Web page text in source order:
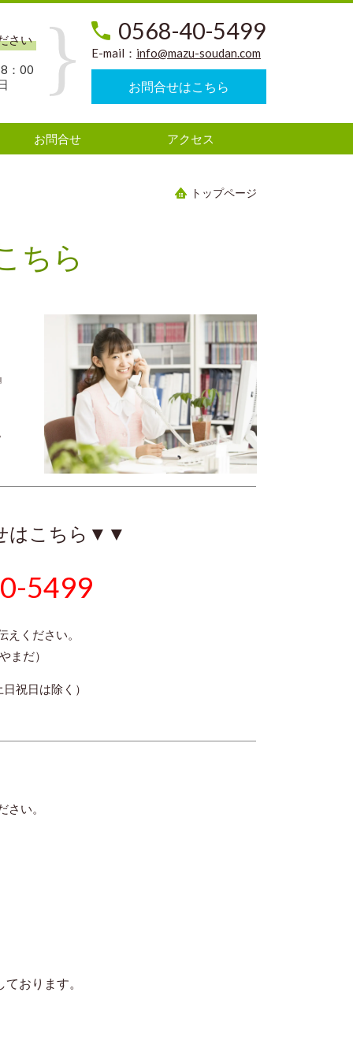
さい
：00
0568-40-5499
E-mail： info@mazu-soudan.com
お問合せはこちら
お問合せ アクセス
トップページ
ちら
はこちら▼▼
5499
ください。
まだ）
祝日は除く）
い。
おります。